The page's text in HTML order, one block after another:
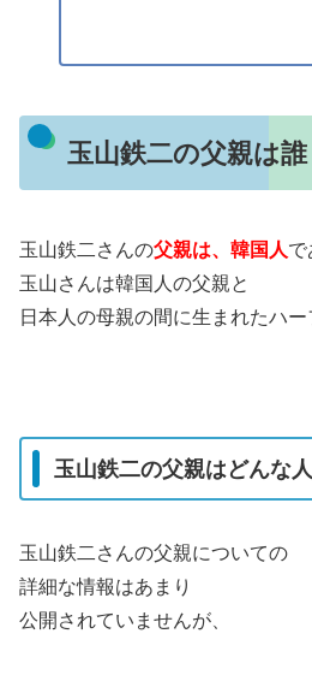
玉山鉄二の父親は誰
玉山鉄二さんの父親は、韓国人で
玉山さんは韓国人の父親と
日本人の母親の間に生まれたハー
玉山鉄二の父親はどんな
玉山鉄二さんの父親についての
詳細な情報はあまり
公開されていませんが、